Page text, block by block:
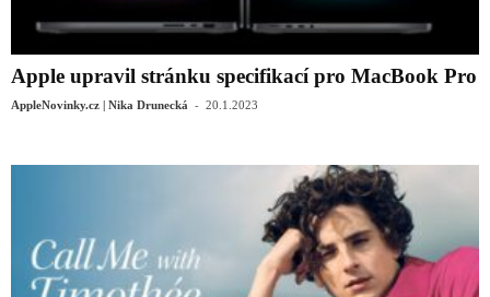
Apple upravil stránku specifikací pro MacBook Pro
AppleNovinky.cz | Nika Drunecká - 20.1.2023